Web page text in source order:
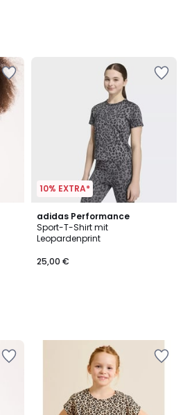
10% EXTRA*
adidas Performance
Sport-T-Shirt mit
Leopardenprint
25,00 €